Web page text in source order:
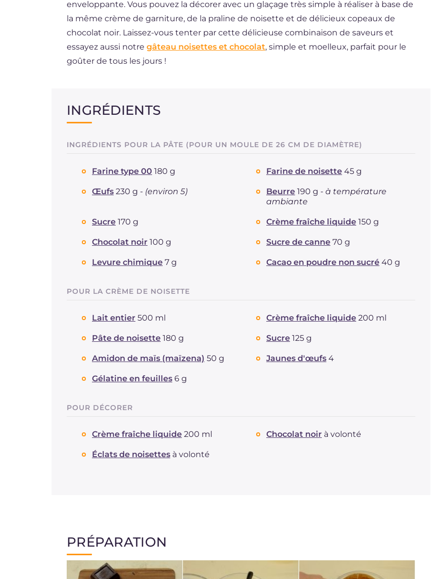
enveloppante. Vous pouvez la décorer avec un glaçage très simple à réaliser à base de
la même crème de garniture, de la praline de noisette et de délicieux copeaux de
chocolat noir. Laissez-vous tenter par cette délicieuse combinaison de saveurs et
essayez aussi notre gâteau noisettes et chocolat, simple et moelleux, parfait pour le
goûter de tous les jours !
INGRÉDIENTS
INGRÉDIENTS POUR LA PÂTE (POUR UN MOULE DE 26 CM DE DIAMÈTRE)
Farine type 00 180 g Farine de noisette 45 g
Œufs 230 g - (environ 5) Beurre 190 g - à température
ambiante
Sucre 170 g Crème fraîche liquide 150 g
Chocolat noir 100 g Sucre de canne 70 g
Levure chimique 7 g Cacao en poudre non sucré 40 g
POUR LA CRÈME DE NOISETTE
Lait entier 500 ml Crème fraîche liquide 200 ml
Pâte de noisette 180 g Sucre 125 g
Amidon de maïs (maïzena) 50 g Jaunes d'œufs 4
Gélatine en feuilles 6 g
POUR DÉCORER
Crème fraîche liquide 200 ml Chocolat noir à volonté
Éclats de noisettes à volonté
PRÉPARATION